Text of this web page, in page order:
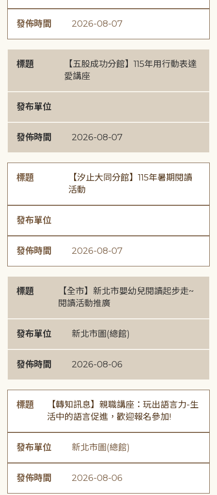
發佈時間 2026-08-07
標題
【五股成功分館】115年用行動表達
愛講座
發布單位
發佈時間 2026-08-07
標題
【汐止大同分館】115年暑期閱讀
活動
發布單位
發佈時間 2026-08-07
標題
【全市】新北市嬰幼兒閱讀起步走~
閱讀活動推廣
發布單位 新北市圖(總館)
發佈時間 2026-08-06
標題
【轉知訊息】親職講座：玩出語言力-生
活中的語言促進，歡迎報名參加!
發布單位 新北市圖(總館)
發佈時間 2026-08-06